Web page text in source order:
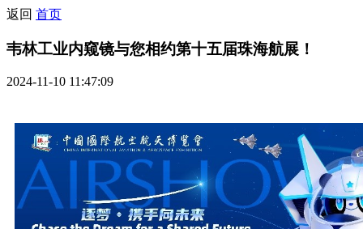
返回 首页
韦林工业内窥镜与您相约第十五届珠海航展！
2024-11-10 11:47:09